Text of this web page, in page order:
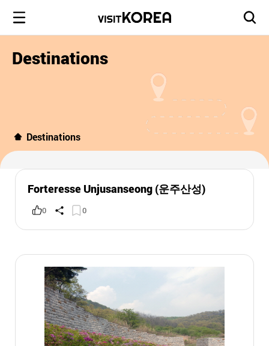
Destinations
Destinations
Forteresse Unjusanseong (운주산성)
0 0